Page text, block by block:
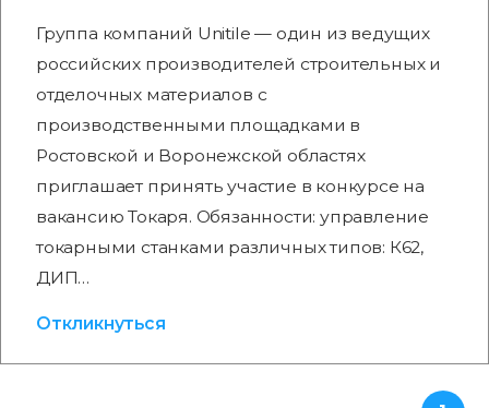
Группа компаний Unitile — один из ведущих
российских производителей строительных и
отделочных материалов с
производственными площадками в
Ростовской и Воронежской областях
приглашает принять участие в конкурсе на
вакансию Токаря. Обязанности: управление
токарными станками различных типов: К62,
ДИП…
Откликнуться